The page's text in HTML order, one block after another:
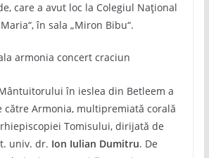
care a avut loc la Colegiul Național
în sala „Miron Bibu“.
în ieslea din Betleem a
către Armonia, multipremiată corală
Tomisului, dirijată de
univ. dr. Ion Iulian Dumitru. De